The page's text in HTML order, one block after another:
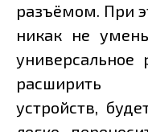
разъёмом. При
никак не
универсальное
расширить
устройств,